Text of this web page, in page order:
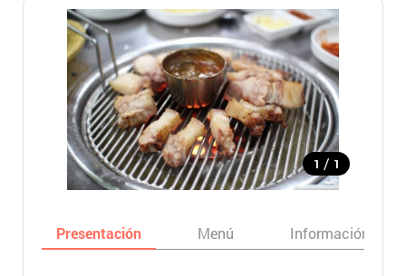
1 / 1
Presentación Menú Información